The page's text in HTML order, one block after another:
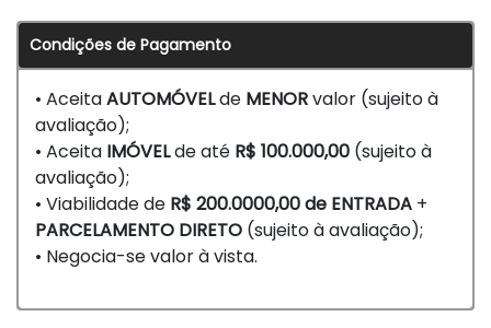
Condições de Pagamento
• AceitaAUTOMÓVELde MENORvalor (sujeito à
avaliação);
• Aceita IMÓVELde até R$ 100.000,00 (sujeito à
avaliação);
• Viabilidade de R$ 200.0000,00 de ENTRADA +
PARCELAMENTO DIRETO (sujeito à avaliação);
• Negocia-se valor à vista.